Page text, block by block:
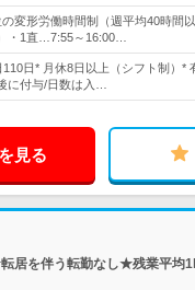
の変形労働時間制（週平均40時間
・1直…7:55～16:00…
110日* 月休8日以上（シフト制）*
に付与/日数は入…
見る
居を伴う転勤なし★残業平均